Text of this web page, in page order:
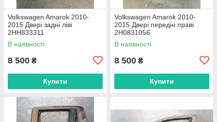
Volkswagen Amarok 2010-
2015 Двері задні ліві
2HH833311
В наявності
8 500 ₴
Купити
Volkswagen Amarok 2010-
2015 Двері передні праві
2H0831056
В наявності
8 500 ₴
Купити